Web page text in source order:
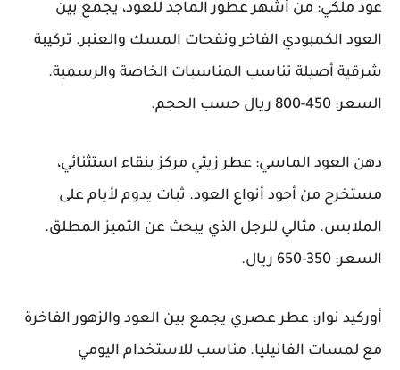
عود ملكي: من أشهر عطور الماجد للعود، يجمع بين
العود الكمبودي الفاخر ونفحات المسك والعنبر. تركيبة
شرقية أصيلة تناسب المناسبات الخاصة والرسمية.
السعر: 450-800 ريال حسب الحجم.
دهن العود الماسي: عطر زيتي مركز بنقاء استثنائي،
مستخرج من أجود أنواع العود. ثبات يدوم لأيام على
الملابس. مثالي للرجل الذي يبحث عن التميز المطلق.
السعر: 350-650 ريال.
أوركيد نوار: عطر عصري يجمع بين العود والزهور الفاخرة
مع لمسات الفانيليا. مناسب للاستخدام اليومي